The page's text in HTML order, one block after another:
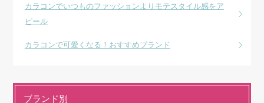
カラコンでいつものファッションよりモテスタイル感をア
ピール
カラコンで可愛くなる！おすすめブランド
ブランド別